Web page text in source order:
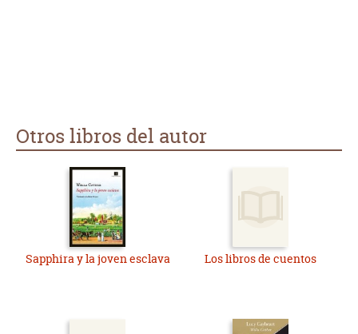
Otros libros del autor
Sapphira y la joven esclava Los libros de cuentos